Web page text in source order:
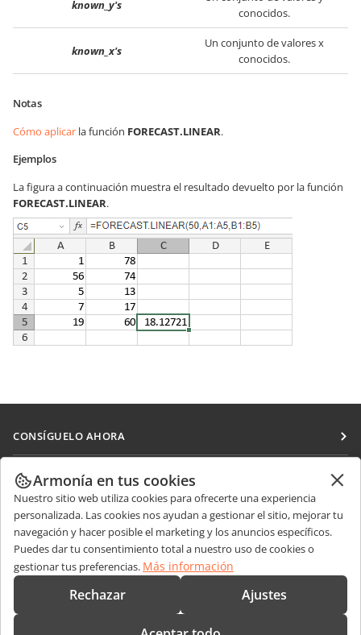
known_y's
conocidos.
known_x's
Un conjunto de valores x
conocidos.
Notas
Cómo aplicar la función FORECAST.LINEAR.
Ejemplos
La figura a continuación muestra el resultado devuelto por la función
FORECAST.LINEAR.
CONSÍGUELO AHORA
Docs
DocSpace
Workspace
Conectores
Aplicaciones de escritorio
Aplicaciones móviles
COLABORAR
Para colaboradores
Para traductores
Para influencers
Vacantes
RECIBIR NOTICIAS
Blog
OBTENER AYUDA
Foro
CONTÁCTENOS
Preguntas de ventas
sales@onlyoffice.com
Armonía en tus cookies
Nuestro sitio web utiliza cookies para ofrecerte una experiencia
personalizada. Las cookies nos ayudan a gestionar el sitio, mejorar tu
navegación y hacer posible el marketing y los anuncios específicos.
Puedes dar tu consentimiento total a nuestro uso de cookies o
gestionar tus preferencias. Más información
Rechazar Ajustes